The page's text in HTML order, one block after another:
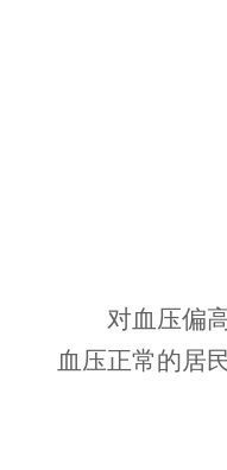
对血压偏
血压正常的居